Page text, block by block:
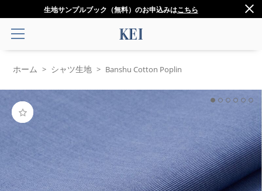
生地サンプルブック（無料）のお申込みはこちら
ホーム > シャツ生地 > Banshu Cotton Poplin